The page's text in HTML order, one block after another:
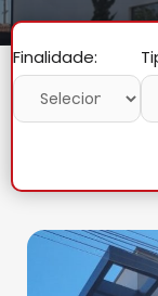
Finalidade: